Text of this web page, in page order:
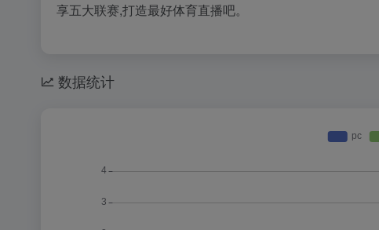
享五大联赛,打造最好体育直播吧。
数据统计